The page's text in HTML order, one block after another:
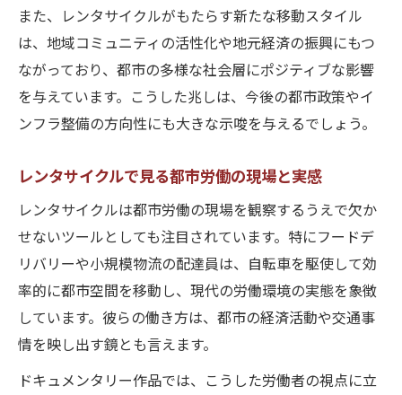
ドキュメンタリーで知るレンタサイクルの
今と未来
レンタサイクルがつなぐ社会と個人のリア
ルな関係
現代人の暮らしを変えるレンタサイクルの
また、レンタサイクルがもたらす新たな移動スタイル
は、地域コミュニティの活性化や地元経済の振興にもつ
ながっており、都市の多様な社会層にポジティブな影響
を与えています。こうした兆しは、今後の都市政策やイ
ンフラ整備の方向性にも大きな示唆を与えるでしょう。
レンタサイクルで見る都市労働の現場と実感
レンタサイクルは都市労働の現場を観察するうえで欠か
せないツールとしても注目されています。特にフードデ
リバリーや小規模物流の配達員は、自転車を駆使して効
率的に都市空間を移動し、現代の労働環境の実態を象徴
しています。彼らの働き方は、都市の経済活動や交通事
情を映し出す鏡とも言えます。
ドキュメンタリー作品では、こうした労働者の視点に立